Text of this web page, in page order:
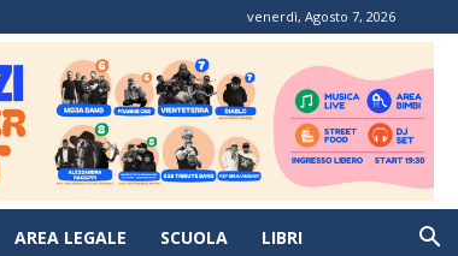
venerdì, Agosto 7, 2026
AREA LEGALE SCUOLA LIBRI